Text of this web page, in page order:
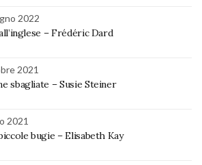
2022
– Frédéric Dard
2021
sbagliate – Susie Steiner
2021
bugie – Elisabeth Kay